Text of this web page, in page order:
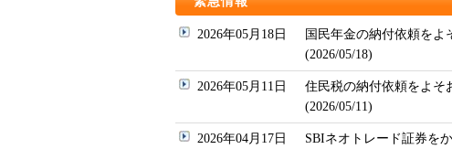
2026年05月18日
国民年金の納付依頼をよ
(2026/05/18)
2026年05月11日
住民税の納付依頼をよそ
(2026/05/11)
2026年04月17日
SBIネオトレード証券を